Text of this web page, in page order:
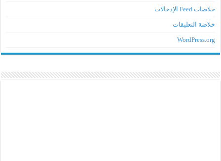
خلاصات Feed الإدخالات
خلاصة التعليقات
WordPress.org